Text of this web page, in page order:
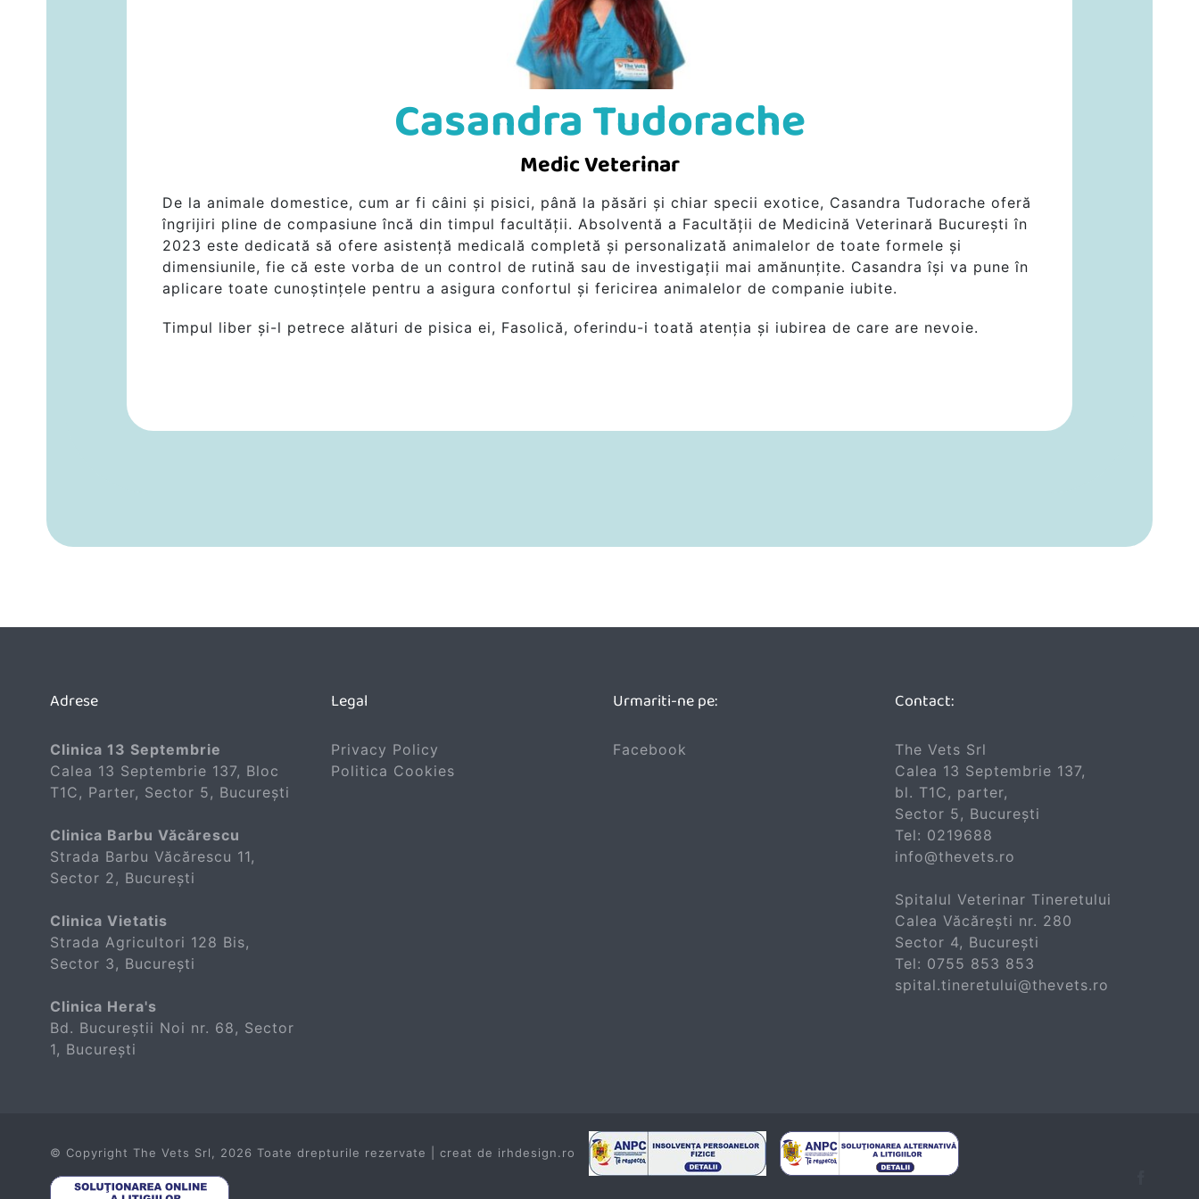
Casandra Tudorache
Medic Veterinar
De la animale domestice, cum ar fi câini și pisici, până la păsări și chiar specii exotice, Casandra Tudorache oferă
îngrijiri pline de compasiune încă din timpul facultății. Absolventă a Facultății de Medicină Veterinară București în
2023 este dedicată să ofere asistență medicală completă și personalizată animalelor de toate formele și
dimensiunile, fie că este vorba de un control de rutină sau de investigații mai amănunțite. Casandra își va pune în
aplicare toate cunoștințele pentru a asigura confortul și fericirea animalelor de companie iubite.
Timpul liber și-l petrece alături de pisica ei, Fasolică, oferindu-i toată atenția și iubirea de care are nevoie.
Adrese
Clinica 13 Septembrie
Calea 13 Septembrie 137, Bloc
T1C, Parter, Sector 5, București
Clinica Barbu Văcărescu
Strada Barbu Văcărescu 11,
Sector 2, București
Clinica Vietatis
Strada Agricultori 128 Bis,
Sector 3, București
Clinica Hera's
Bd. Bucureștii Noi nr. 68, Sector
1, București
Legal
Privacy Policy
Politica Cookies
Urmariti-ne pe:
Facebook
Contact:
The Vets Srl
Calea 13 Septembrie 137,
bl. T1C, parter,
Sector 5, București
Tel: 0219688
info@thevets.ro
Spitalul Veterinar Tineretului
Calea Văcărești nr. 280
Sector 4, București
Tel: 0755 853 853
spital.tineretului@thevets.ro
© Copyright The Vets Srl, 2026 Toate drepturile rezervate | creat de irhdesign.ro